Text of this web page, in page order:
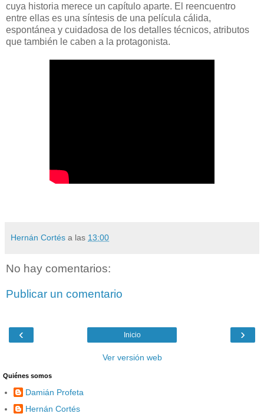
cuya historia merece un capítulo aparte. El reencuentro
entre ellas es una síntesis de una película cálida,
espontánea y cuidadosa de los detalles técnicos, atributos
que también le caben a la protagonista.
Hernán Cortés a las 13:00
No hay comentarios:
Publicar un comentario
‹ ›
Inicio
Ver versión web
Quiénes somos
Damián Profeta
Hernán Cortés